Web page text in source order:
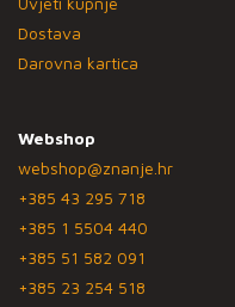
Dostava
Darovna kartica
Webshop
webshop@znanje.hr
+385 43 295 718
+385 1 5504 440
+385 51 582 091
+385 23 254 518